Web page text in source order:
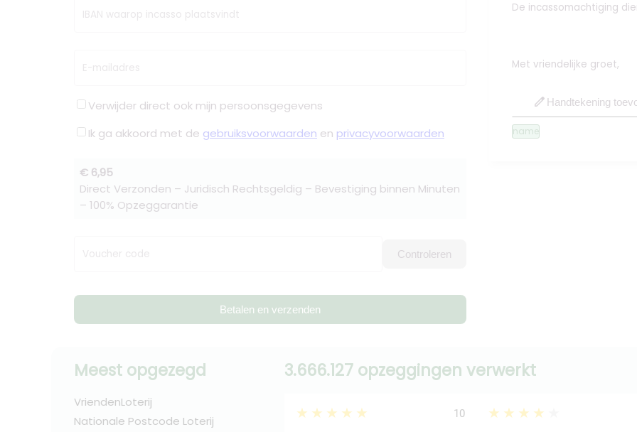
IBAN waarop incasso plaatsvindt
E-mailadres
Verwijder direct ook mijn persoonsgegevens
Ik ga akkoord met de gebruiksvoorwaarden en privacyvoorwaarden
€ 6,95
Direct Verzonden – Juridisch Rechtsgeldig – Bevestiging binnen Minuten
– 100% Opzeggarantie
Voucher code Controleren
Betalen en verzenden
De incassomachtiging
Met vriendelijke groet,
edit Handtekening
name
Meest opgezegd
VriendenLoterij
Nationale Postcode Loterij
3.666.127 opzeggingen verwerkt
★★★★★ 10 ★★★★★